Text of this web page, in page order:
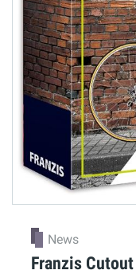
News
Franzis